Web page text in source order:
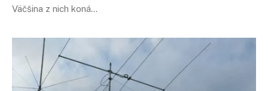
Väčšina z nich koná…